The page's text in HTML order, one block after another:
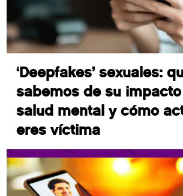
‘Deepfakes’ sexuales:
sabemos de su
salud mental y cómo
eres víctima